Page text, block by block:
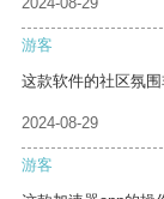
游客
这款软件的社区氛
2024-08-29
游客